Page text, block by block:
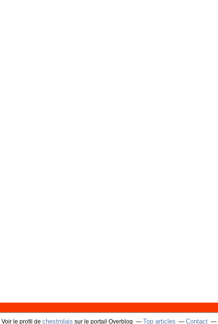
Voir le profil de chestrolais sur le portail Overblog Top articles Contact